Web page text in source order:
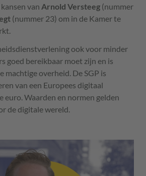
van Arnold Versteeg (nummer
(nummer 23) om in de Kamer te
ook voor minder
goed bereikbaar moet zijn en is
machtige overheid. De SGP is
van een Europees digitaal
euro. Waarden en normen gelden
de digitale wereld.